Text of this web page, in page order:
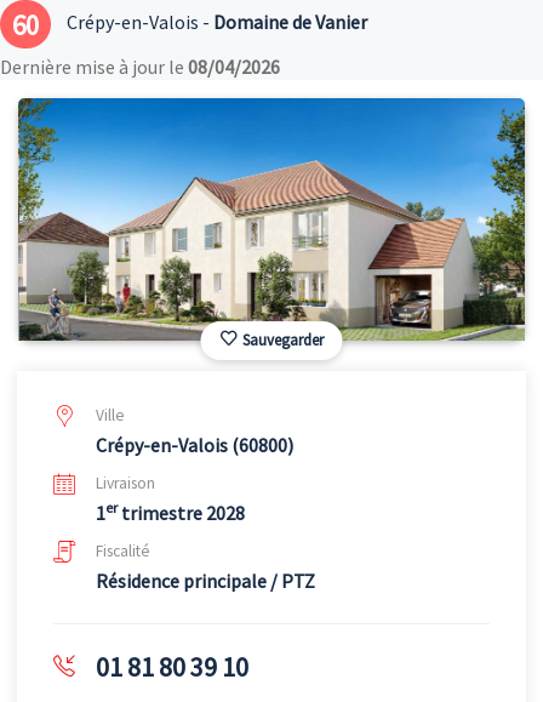
60 Crépy-en-Valois - Domaine de Vanier
Dernière mise à jour le 08/04/2026
Sauvegarder
Ville
Crépy-en-Valois (60800)
Livraison
1ertrimestre 2028
Fiscalité
Résidence principale / PTZ
01 81 80 39 10